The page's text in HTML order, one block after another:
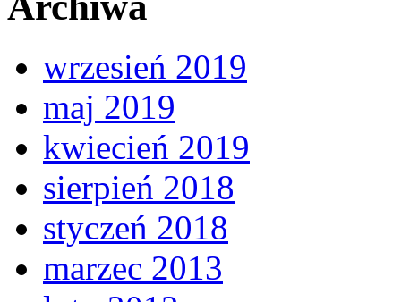
wrzesień 2019
maj 2019
kwiecień 2019
sierpień 2018
styczeń 2018
marzec 2013